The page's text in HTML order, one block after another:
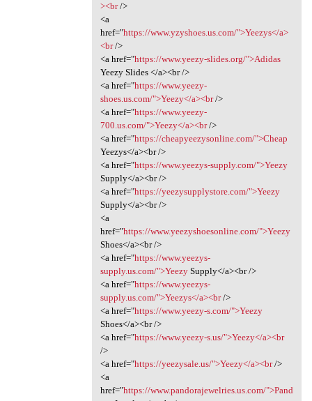
><br/>
<a
href="https://www.yzyshoes.us.com/">Yeezys</a>
<br/>
<a href="https://www.yeezy-slides.org/">Adidas
Yeezy Slides </a><br />
<a href="https://www.yeezy-
shoes.us.com/">Yeezy</a><br/>
<a href="https://www.yeezy-
700.us.com/">Yeezy</a><br/>
<a href="https://cheapyeezysonline.com/">Cheap
Yeezys</a><br />
<a href="https://www.yeezys-supply.com/">Yeezy
Supply</a><br />
<a href="https://yeezysupplystore.com/">Yeezy
Supply</a><br />
<a
href="https://www.yeezyshoesonline.com/">Yeezy
Shoes</a><br />
<a href="https://www.yeezys-
supply.us.com/">YeezySupply</a><br />
<a href="https://www.yeezys-
supply.us.com/">Yeezys</a><br/>
<a href="https://www.yeezy-s.com/">Yeezy
Shoes</a><br />
<a href="https://www.yeezy-s.us/">Yeezy</a><br
/>
<a href="https://yeezysale.us/">Yeezy</a><br/>
<a
href="https://www.pandorajewelries.us.com/">Pand